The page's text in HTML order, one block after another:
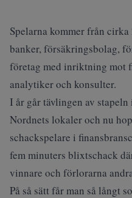
Spelarna kommer från
banker, försäkringsbolag,
företag med inriktning mot
analytiker och konsulter.
I år går tävlingen av
Nordnets lokaler och nu
schackspelare i
fem minuters blixtschack
vinnare och förlorarna
På så sätt får man så långt